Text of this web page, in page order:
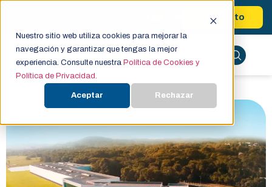
Nuestro sitio web utiliza cookies para mejorar la
navegación y garantizar que tengas la mejor
experiencia. Consulte nuestra Política de Cookies y
Política de Privacidad.
Aceptar Rechazar
Contacto